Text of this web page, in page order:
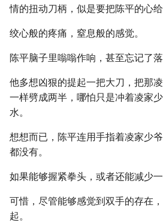
情的扭动刀柄，似是要把陈平的心给
绞心般的疼痛，窒息般的感觉。
陈平脑子里嗡嗡作响，甚至忘记了落
他多想凶狠的提起一把大刀，把那
一样劈成两半，哪怕只是冲着凌家
水。
想想而已，陈平连用手指着凌家少
都没有。
如果能够握紧拳头，或者还能减少一
可惜，尽管能够感觉到双手的存在
起。